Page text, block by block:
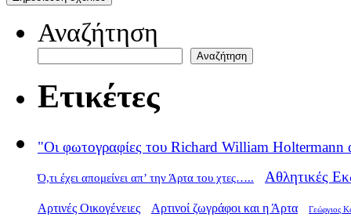
Αναζήτηση
Αναζήτηση
Ετικέτες
"Οι φωτογραφίες του Richard William Holtermann
Ό,τι έχει απομείνει απ’ την Άρτα του χτες….. Αθλητικές
Αρτινές Οικογένειες Αρτινοί ζωγράφοι και η Άρτα Γεώργιος